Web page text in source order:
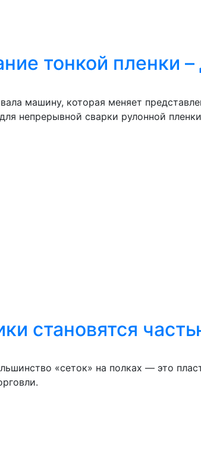
тонкой пленки –
машину, которая меняет
непрерывной сварки рулонной
становятся
«сеток» на полках — это